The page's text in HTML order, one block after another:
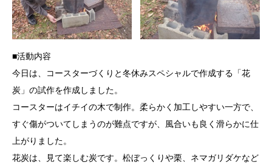
■活動内容
今日は、コースターづくりと冬休みスペシャルで作成する「花
炭」の試作を作成しました。
コースターはイチイの木で制作。柔らかく加工しやすい一方で、
すぐ傷がついてしまうのが難点ですが、風合いも良く滑らかに仕
上がりました。
花炭は、見て楽しむ炭です。松ぼっくりや栗、ネマガリダケなど